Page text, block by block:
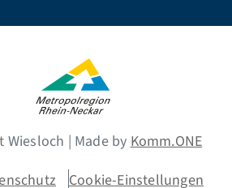
Wiesloch | Made byKomm.ONE
Cookie-Einstellungen